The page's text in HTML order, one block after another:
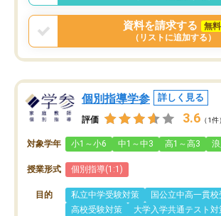
資料を請求する
無料
（リストに追加する）
個別指導学参 詳しく見る
評価 3.6 （1件
対象学年 小1～小6 中1～中3 高1～高3
授業形式 個別指導(1:1)
目的 私立中学受験対策
国公立中高一貫
高校受験対策
大学入学共通テスト対